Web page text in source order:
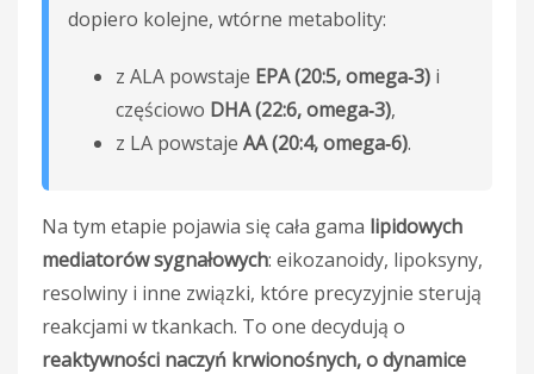
dopiero kolejne, wtórne metabolity:
z ALA powstaje EPA (20:5, omega‑3) i
częściowo DHA (22:6, omega‑3),
z LA powstaje AA (20:4, omega‑6).
Na tym etapie pojawia się cała gama lipidowych
mediatorów sygnałowych: eikozanoidy, lipoksyny,
resolwiny i inne związki, które precyzyjnie sterują
reakcjami w tkankach. To one decydują o
reaktywności naczyń krwionośnych, o dynamice